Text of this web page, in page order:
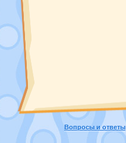
Вопросы и ответы